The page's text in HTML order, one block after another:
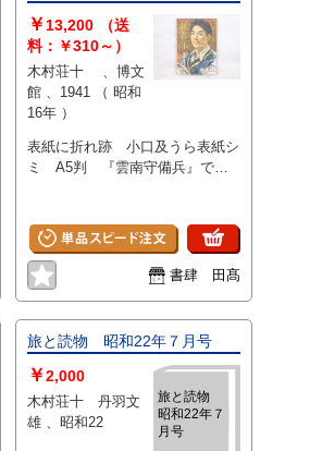
￥ 13,200
（送
料：￥310～）
木村荘十 、博文
館 、1941 （ 昭和
16年 ）
表紙に折れ跡 小口及うら表紙シ
ミ A5判 『雲南守備兵』で第
ます→
https://www.shoshitakou.com/items/67490947
書肆 田髙
旅と読物 昭和22年７月号
旅と読物
昭和22年７
月号
￥2,000
木村荘十 丹羽文
雄 、昭和22